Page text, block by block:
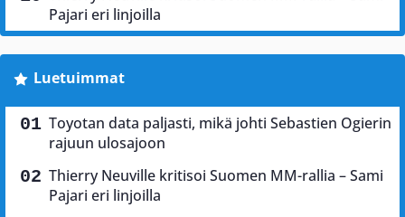
Pajari eri linjoilla
Luetuimmat
Toyotan data paljasti, mikä johti Sebastien Ogierin
rajuun ulosajoon
Thierry Neuville kritisoi Suomen MM-rallia – Sami
Pajari eri linjoilla